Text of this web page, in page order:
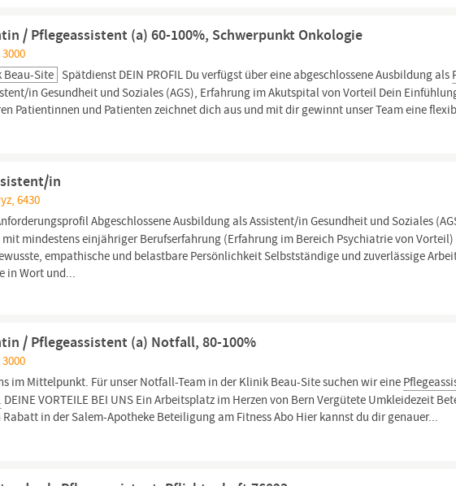
/ Pflegeassistent (a) 60-100%, Schwerpunkt Onkologie
Site Spätdienst DEIN PROFIL Du verfügst über eine abgeschlossene Ausbildung als
in Gesundheit und Soziales (AGS), Erfahrung im Akutspital von Vorteil Dein
Patientinnen und Patienten zeichnet dich aus und mit dir gewinnt unser Team eine
in
6430
Abgeschlossene Ausbildung als Assistent/in Gesundheit und Soziales
mit mindestens einjähriger Berufserfahrung (Erfahrung im Bereich Psychiatrie von Vorteil)
empathische und belastbare Persönlichkeit Selbstständige und zuverlässige
in Wort und...
/ Pflegeassistent (a) Notfall, 80-100%
im Mittelpunkt. Für unser Notfall-Team in der Klinik Beau-Site suchen wir eine
DEINE VORTEILE BEI UNS Ein Arbeitsplatz im Herzen von Bern Vergütete Umkleidezeit
in der Salem-Apotheke Beteiligung am Fitness Abo Hier kannst du dir genauer...